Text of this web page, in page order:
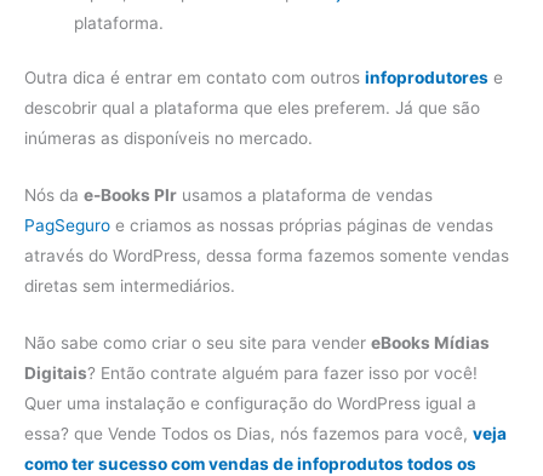
plataforma.
Outra dica é entrar em contato com outros infoprodutores e
descobrir qual a plataforma que eles preferem. Já que são
inúmeras as disponíveis no mercado.
Nós da e-Books Plr usamos a plataforma de vendas
PagSeguro e criamos as nossas próprias páginas de vendas
através do WordPress, dessa forma fazemos somente vendas
diretas sem intermediários.
Não sabe como criar o seu site para vender eBooks Mídias
Digitais? Então contrate alguém para fazer isso por você!
Quer uma instalação e configuração do WordPress igual a
essa? que Vende Todos os Dias, nós fazemos para você, veja
como ter sucesso com vendas de infoprodutos todos os